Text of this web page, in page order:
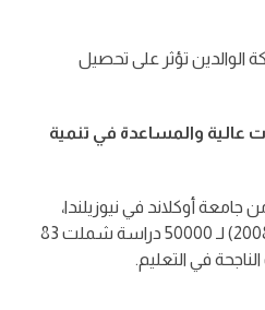
الوالدين تؤثر على تحصيل
عالية والمساعدة في تنمية
أوكلاند في نيوزيلندا،
تحليلاً لمدة 15 عامًا (نُشر عام 2008) لـ 50000 دراسة شملت 83
في التعليم.